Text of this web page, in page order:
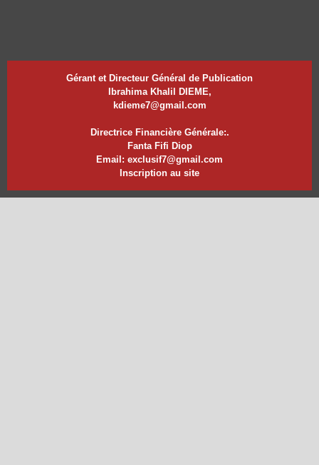
Gérant et Directeur Général de Publication
Ibrahima Khalil DIEME,
kdieme7@gmail.com
Directrice Financière Générale:.
Fanta Fifi Diop
Email: exclusif7@gmail.com
Inscription au site